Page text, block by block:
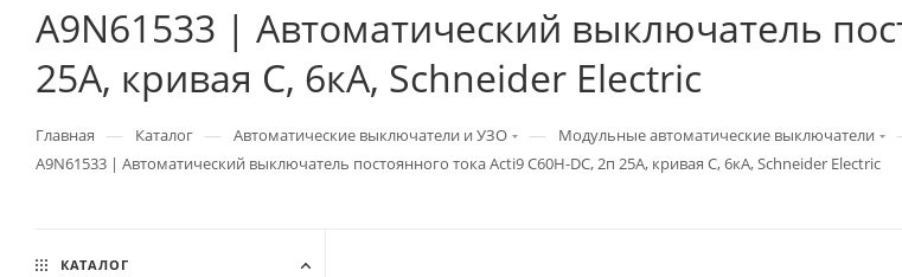
A9N61533 | Автоматический выключатель
25А, кривая C, 6кА, Schneider Electric
Главная — Каталог — Автоматические выключатели и УЗО — Модульные автоматические выключатели
A9N61533 | Автоматический выключатель постоянного тока Acti9 C60H-DC, 2п 25А, кривая C, 6кА, Schneider Electric
КАТАЛОГ